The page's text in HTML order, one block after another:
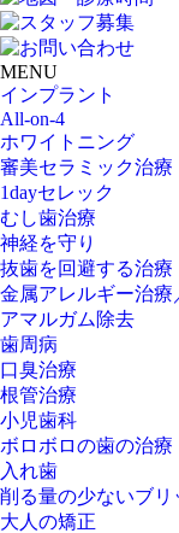
MENU
インプラント
All-on-4
ホワイトニング
審美セラミック治療
1dayセレック
むし歯治療
神経を守り
抜歯を回避する治療
金属アレルギー治療
アマルガム除去
歯周病
口臭治療
根管治療
小児歯科
ボロボロの歯の治療
入れ歯
削る量の少ないブリ
大人の矯正